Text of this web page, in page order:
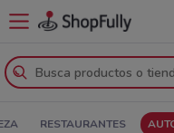
RESTAURANTES